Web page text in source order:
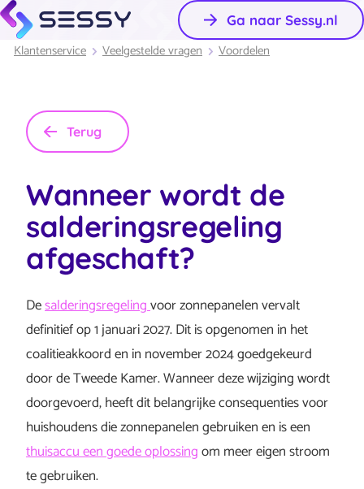
Ga naar Sessy.nl
Klantenservice Veelgestelde vragen Voordelen
Terug
Wanneer wordt de
salderingsregeling
afgeschaft?
Desalderingsregelingvoor zonnepanelen vervalt
definitief op 1 januari 2027. Dit is opgenomen in het
coalitieakkoord en in november 2024 goedgekeurd
door de Tweede Kamer. Wanneer deze wijziging wordt
doorgevoerd, heeft dit belangrijke consequenties voor
huishoudens die zonnepanelen gebruiken en is een
thuisaccu een goede oplossingom meer eigen stroom
te gebruiken.